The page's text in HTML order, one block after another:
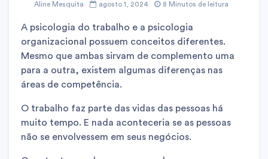
Aline Mesquita agosto 1, 2024 8 Minutos de leitura
A psicologia do trabalho e a psicologia
organizacional possuem conceitos diferentes.
Mesmo que ambas sirvam de complemento uma
para a outra, existem algumas diferenças nas
áreas de competência.
O trabalho faz parte das vidas das pessoas há
muito tempo. E nada aconteceria se as pessoas
não se envolvessem em seus negócios.